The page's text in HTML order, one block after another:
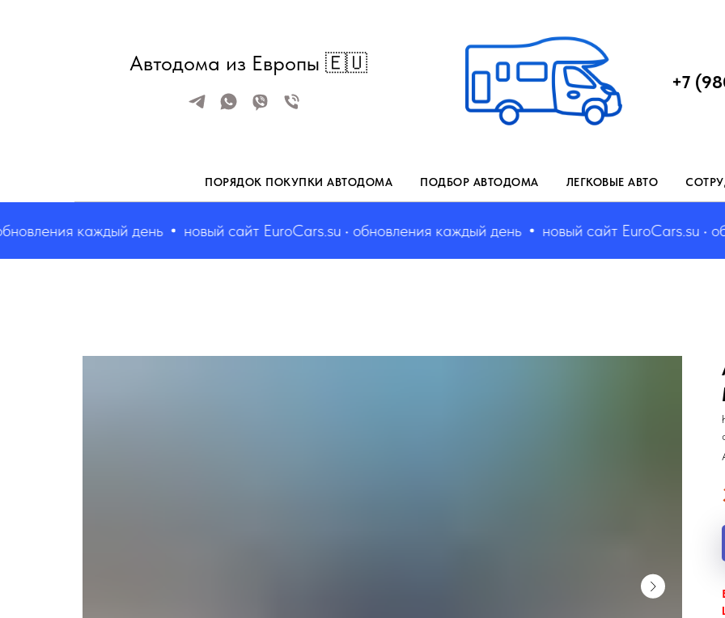
Автодома из Европы 🇪🇺
+7
ПОРЯДОК ПОКУПКИ АВТОДОМА ПОДБОР АВТОДОМА ЛЕГКОВЫЕ АВТО
каждый день новый сайт EuroCars.su • обновления каждый день новый сайт EuroCars.su •